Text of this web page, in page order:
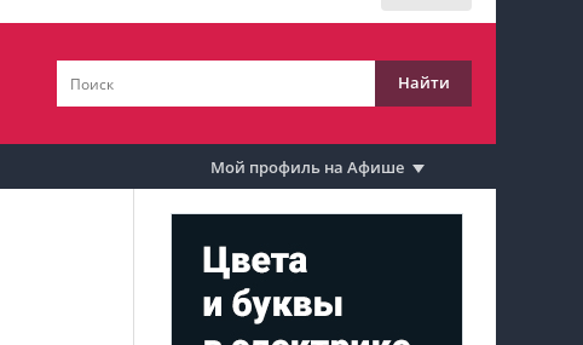
Найти
Мои тусовки
Мои места
Перечитать
Мой профиль на Афише